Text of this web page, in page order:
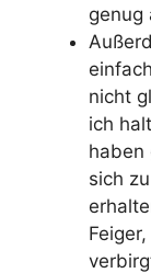
genug
nicht
ich
haben
sich